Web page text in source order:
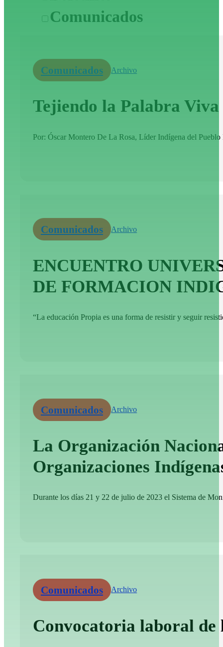
Comunicados
Comunicados Archivo
Tejiendo la Palabra
Por: Óscar Montero De La Rosa, Líder Indígena del
Comunicados Archivo
ENCUENTRO
DE FORMACION
“La educación Propia es una forma de resistir y seguir
Comunicados Archivo
La Organización
Organizaciones
Durante los días 21 y 22 de julio de 2023 el Sistema de
Comunicados Archivo
Convocatoria laboral